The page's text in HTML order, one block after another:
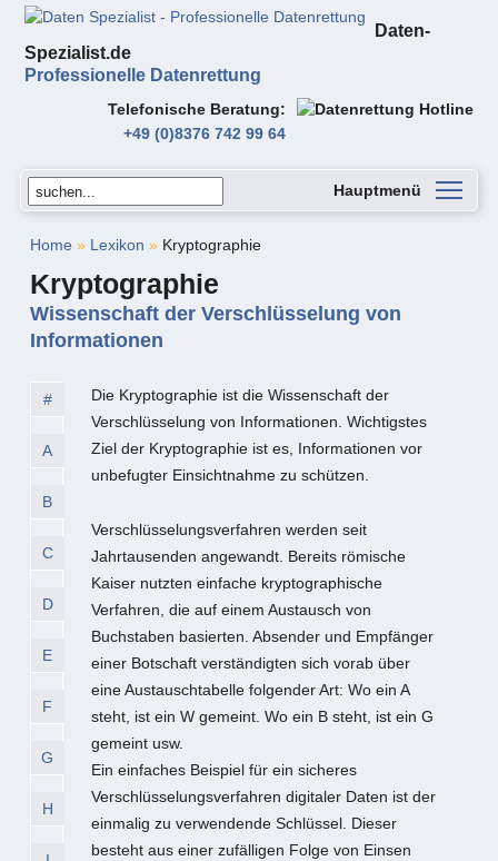
Daten-
Spezialist.de
Professionelle Datenrettung
Telefonische Beratung
+49 (0)8376 742 99 64
Hauptmenü
Home » Lexikon »Kryptographie
Kryptographie
Wissenschaft der Verschlüsselung von
Informationen
#
A
B
C
D
E
F
G
H
Die Kryptographie ist die Wissenschaft der
Verschlüsselung von Informationen. Wichtigstes
Ziel der Kryptographie ist es, Informationen vor
unbefugter Einsichtnahme zu schützen.
Verschlüsselungsverfahren werden seit
Jahrtausenden angewandt. Bereits römische
Kaiser nutzten einfache kryptographische
Verfahren, die auf einem Austausch von
Buchstaben basierten. Absender und Empfänger
einer Botschaft verständigten sich vorab über
eine Austauschtabelle folgender Art: Wo ein A
steht, ist ein W gemeint. Wo ein B steht, ist ein G
gemeint usw.
Ein einfaches Beispiel für ein sicheres
Verschlüsselungsverfahren digitaler Daten ist der
einmalig zu verwendende Schlüssel. Dieser
besteht aus einer zufälligen Folge von Einsen